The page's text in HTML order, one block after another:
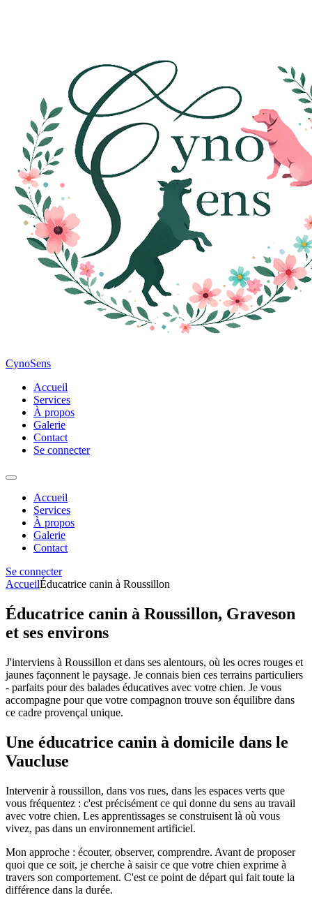
CynoSens
Accueil
Services
À propos
Galerie
Contact
Se connecter
Accueil
Services
À propos
Galerie
Contact
Se connecter
AccueilÉducatrice canin à Roussillon
Éducatrice canin à Roussillon, Graveson
et ses environs
J'interviens à Roussillon et dans ses alentours, où les ocres rouges et
jaunes façonnent le paysage. Je connais bien ces terrains particuliers
- parfaits pour des balades éducatives avec votre chien. Je vous
accompagne pour que votre compagnon trouve son équilibre dans
ce cadre provençal unique.
Une éducatrice canin à domicile dans le
Vaucluse
Intervenir à roussillon, dans vos rues, dans les espaces verts que
vous fréquentez : c'est précisément ce qui donne du sens au travail
avec votre chien. Les apprentissages se construisent là où vous
vivez, pas dans un environnement artificiel.
Mon approche : écouter, observer, comprendre. Avant de proposer
quoi que ce soit, je cherche à saisir ce que votre chien exprime à
travers son comportement. C'est ce point de départ qui fait toute la
différence dans la durée.